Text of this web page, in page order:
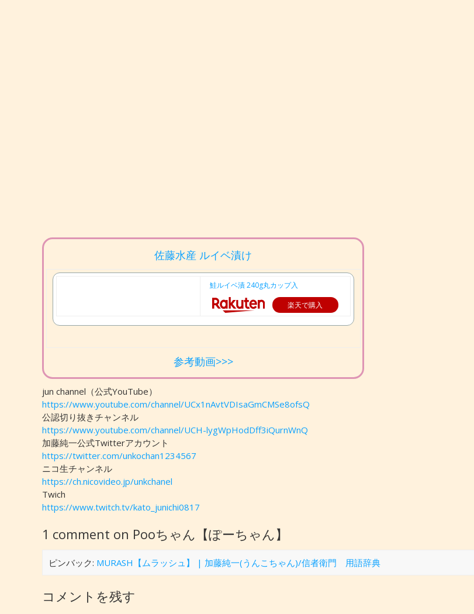
佐藤水産 ルイベ漬け
鮭ルイベ漬 240g丸カップ入
楽天で購入
参考動画>>>
jun channel（公式YouTube）
https://www.youtube.com/channel/UCx1nAvtVDIsaGmCMSe8ofsQ
公認切り抜きチャンネル
https://www.youtube.com/channel/UCH-lygWpHodDff3iQurnWnQ
加藤純一公式Twitterアカウント
https://twitter.com/unkochan1234567
ニコ生チャンネル
https://ch.nicovideo.jp/unkchanel
Twich
https://www.twitch.tv/kato_junichi0817
1 comment on Pooちゃん【ぽーちゃん】
ピンバック: MURASH【ムラッシュ】 | 加藤純一(うんこちゃん)/信者衛門 用語辞典
コメントを残す